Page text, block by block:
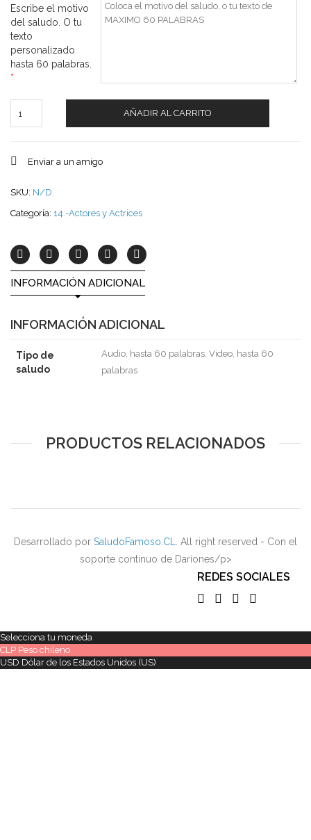
Escribe el motivo
del saludo. O tu
texto
personalizado
hasta 60 palabras.
*
AÑADIR AL CARRITO
Enviar a un amigo
SKU: N/D
Categoría: 14.-Actores y Actrices
INFORMACIÓN ADICIONAL
INFORMACIÓN ADICIONAL
Tipo de
saludo
Audio, hasta 60 palabras, Video, hasta 60
palabras
PRODUCTOS RELACIONADOS
Desarrollado por SaludoFamoso.CL
. All right reserved - Con el
soporte continuo de Dariones/p>
REDES SOCIALES
Selecciona tu moneda
CLP Peso chileno
USD Dólar de los Estados Unidos (US)